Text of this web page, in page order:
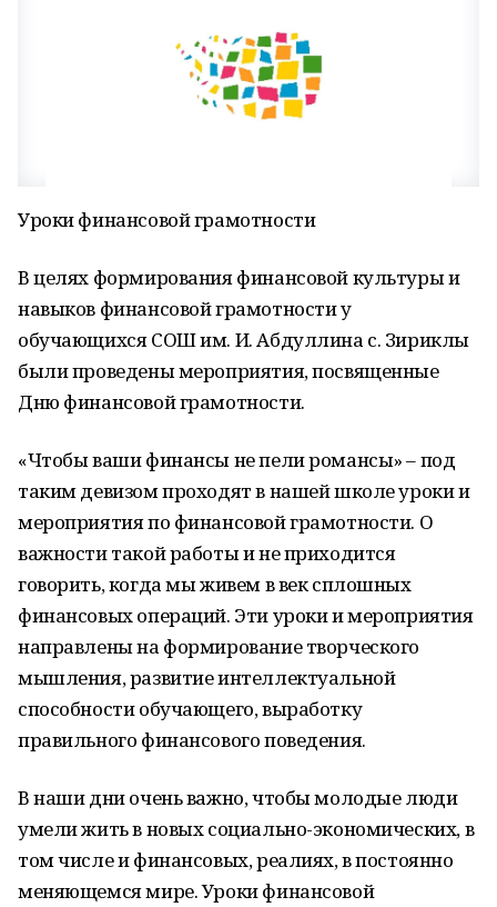
Уроки финансовой грамотности
В целях формирования финансовой культуры и
навыков финансовой грамотности у
обучающихся СОШ им. И. Абдуллина с. Зириклы
были проведены мероприятия, посвященные
Дню финансовой грамотности.
«Чтобы ваши финансы не пели романсы» – под
таким девизом проходят в нашей школе уроки и
мероприятия по финансовой грамотности. О
важности такой работы и не приходится
говорить, когда мы живем в век сплошных
финансовых операций. Эти уроки и мероприятия
направлены на формирование творческого
мышления, развитие интеллектуальной
способности обучающего, выработку
правильного финансового поведения.
В наши дни очень важно, чтобы молодые люди
умели жить в новых социально-экономических, в
том числе и финансовых, реалиях, в постоянно
меняющемся мире. Уроки финансовой